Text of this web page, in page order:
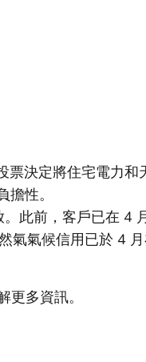
決定將住宅電力
性。
此前，客戶已在
氣候信用已於 4 月
更多資訊。